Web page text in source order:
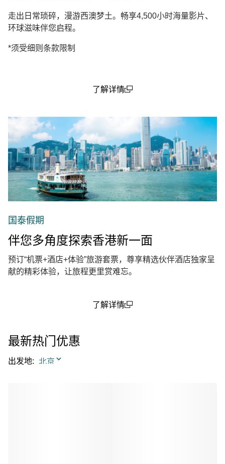
走出日常琐碎，漫游西澳梦土。畅享4,500小时海量影片、
环球滋味伴您启程。
*须受细则条款限制
了解详情
国泰假期
伴您多角度探索香港新一面
预订“机票+酒店+体验”旅游套票，尊享精选伙伴酒店独家呈
献的精彩体验，让旅程更里赏难忘。
了解详情
最新热门优惠
出发地: